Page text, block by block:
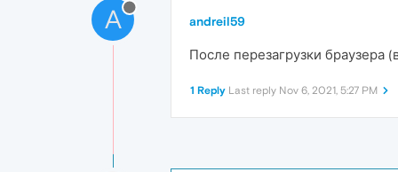
A andreil59
После перезагрузки браузера
1 Reply Last reply Nov 6, 2021, 5:27 PM